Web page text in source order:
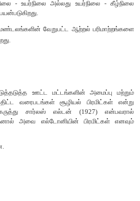
சூரியனே முதன்மை ஆற்றல்
(தாவரங்கள்)
இரண்டாவது இணைப்பினை
உணவைப்
இணைப்பை அமைக்கும் மூன்றாம்
நிலை நுகர்வோர்களிடமிருந்து